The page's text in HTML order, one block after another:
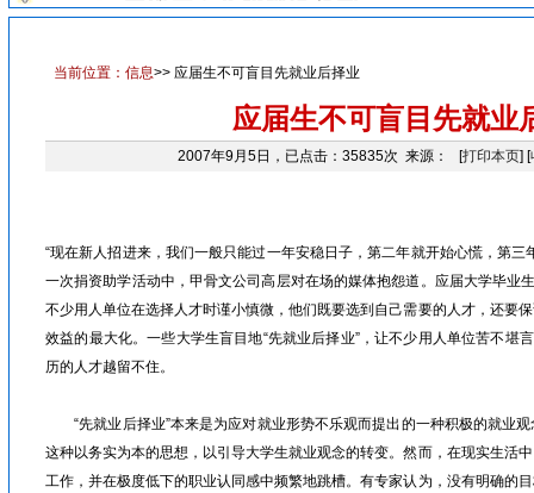
当前位置： 信息>> 应届生不可盲目先就业后择业
应届生不可盲目先就业
2007年9月5日，已点击：35835次 来源： [打印本页] [
“现在新人招进来，我们一般只能过一年安稳日子，第二年就开始心慌，第三
一次捐资助学活动中，甲骨文公司高层对在场的媒体抱怨道。应届大学毕业
不少用人单位在选择人才时谨小慎微，他们既要选到自己需要的人才，还要
效益的最大化。一些大学生盲目地“先就业后择业”，让不少用人单位苦不堪
历的人才越留不住。
“先就业后择业”本来是为应对就业形势不乐观而提出的一种积极的就业
这种以务实为本的思想，以引导大学生就业观念的转变。然而，在现实生活
工作，并在极度低下的职业认同感中频繁地跳槽。有专家认为，没有明确的